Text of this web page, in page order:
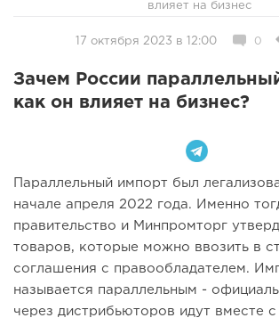
влияет на бизнес
17 октября 2023 в 12:00 0
Зачем России
как он влияет на бизнес?
Параллельный импорт был
начале апреля 2022 года. Именно
правительство и Минпромторг
товаров, которые можно ввозить в
соглашения с правообладателем.
называется параллельным -
через дистрибьюторов идут вместе